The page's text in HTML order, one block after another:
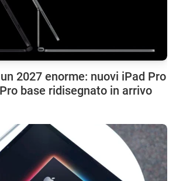
2027 enorme: nuovi iPad Pro
base ridisegnato in arrivo